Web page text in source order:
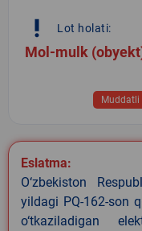
priority_high Lot holati:
Mol-mulk
Muddatli
Eslatma:
O‘zbekiston
yildagi PQ-162-son
o‘tkaziladigan